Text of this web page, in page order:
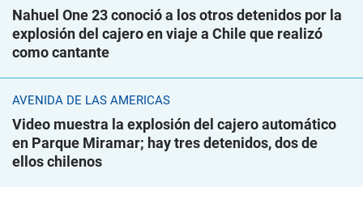
Nahuel One 23 conoció a los otros detenidos por la
explosión del cajero en viaje a Chile que realizó
como cantante
AVENIDA DE LAS AMÉRICAS
Video muestra la explosión del cajero automático
en Parque Miramar; hay tres detenidos, dos de
ellos chilenos